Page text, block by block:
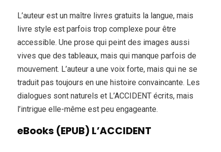
L’auteur est un maître livres gratuits la langue, mais
livre style est parfois trop complexe pour être
accessible. Une prose qui peint des images aussi
vives que des tableaux, mais qui manque parfois de
mouvement. L’auteur a une voix forte, mais qui ne se
traduit pas toujours en une histoire convaincante. Les
dialogues sont naturels et L’ACCIDENT écrits, mais
l’intrigue elle-même est peu engageante.
eBooks (EPUB) L’ACCIDENT